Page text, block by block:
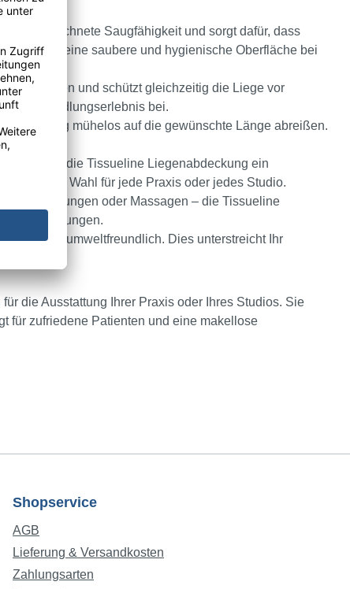
ausgezeichnete Saugfähigkeit und sorgt dafür, dass
eine saubere und hygienische Oberfläche bei
Patienten und schützt gleichzeitig die Liege vor
Behandlungserlebnis bei.
mühelos auf die gewünschte Länge abreißen.
bietet die Tissueline Liegenabdeckung ein
Wahl für jede Praxis oder jedes Studio.
Behandlungen oder Massagen – die Tissueline
Anwendungen.
und umweltfreundlich. Dies unterstreicht Ihr
die Ausstattung Ihrer Praxis oder Ihres Studios. Sie
für zufriedene Patienten und eine makellose
Shopservice
AGB
Lieferung & Versandkosten
Zahlungsarten